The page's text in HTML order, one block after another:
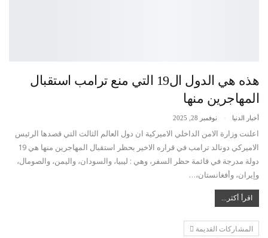
هذه هي الدول ال19 التي منع ترامب استقبال
المهاجرين منها
أخبار الدنيا نوفمبر 28, 2025
اعلنت وزارة الامن الداخلي الاميركية ان دول العالم الثالث التي قصدها الرئيس
الاميركي دونالد ترامب في قراره الاخير بحظر استقبال المهاجرين منها هي 19
دولة مدرجة في قائمة حظر السفر، وهي : ليبيا، والسودان، واليمن، والصومال،
وإيران، وأفغانستان،…
اقرأ أكثر...
المشاركات القديمة